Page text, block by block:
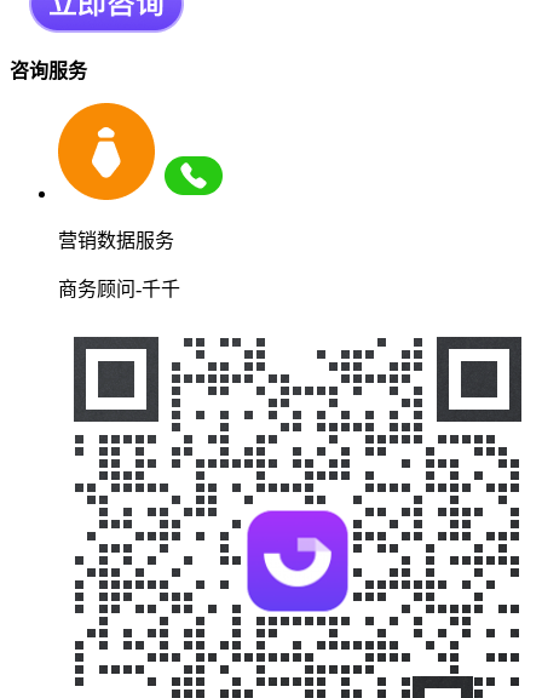
咨询服务
营销数据服务
商务顾问-千千